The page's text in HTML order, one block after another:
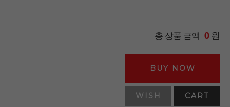
총 상품 금액 0원
BUY NOW
WISH CART